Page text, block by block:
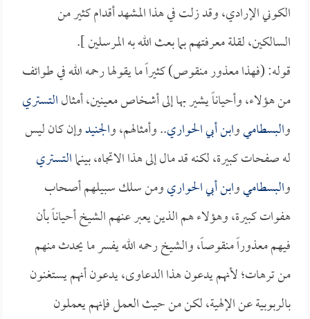
الكوني الإرادي، وقد زلت في هذا المشهد أقدام كثير من
السالكين، لقلة معرفتهم بما بعث الله به المرسلين ].
قوله: (فهذا معذور منقوص) كثيراً ما يقولها رحمه الله في طوائف
من هؤلاء، وأحياناً يشير بها إلى أشخاص معينين، أمثالالتستري
والبسطاميوابن أبي الحواري.. وأمثالهم، والجنيدوإن كان ليس
له صفحات كبيرة، لكنه قد مال إلى هذا الاتجاه، بينماالتستري
والبسطاميوابن أبي الحواريومن سلك سبيلهم أصحاب
هفوات كبيرة، وهؤلاء هم الذين يعبر عنهم الشيخ أحياناً بأن
فيهم معذوراً منقوصاً، والشيخ رحمه الله يفسر ما يحدث منهم
من ترهات؛ لأنهم يدعون هذا الدعاوى، يدعون أنهم يستغنون
بالربوبية عن الإلهية، لكن من حيث العمل فإنهم يعملون